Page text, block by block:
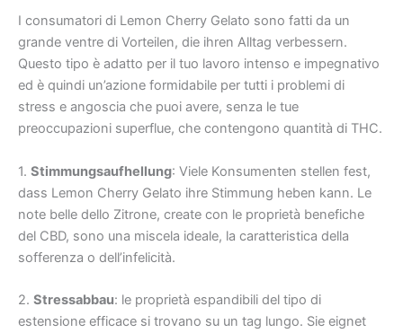
I consumatori di Lemon Cherry Gelato sono fatti da un
grande ventre di Vorteilen, die ihren Alltag verbessern.
Questo tipo è adatto per il tuo lavoro intenso e impegnativo
ed è quindi un’azione formidabile per tutti i problemi di
stress e angoscia che puoi avere, senza le tue
preoccupazioni superflue, che contengono quantità di THC.
1. Stimmungsaufhellung: Viele Konsumenten stellen fest,
dass Lemon Cherry Gelato ihre Stimmung heben kann. Le
note belle dello Zitrone, create con le proprietà benefiche
del CBD, sono una miscela ideale, la caratteristica della
sofferenza o dell’infelicità.
2. Stressabbau: le proprietà espandibili del tipo di
estensione efficace si trovano su un tag lungo. Sie eignet